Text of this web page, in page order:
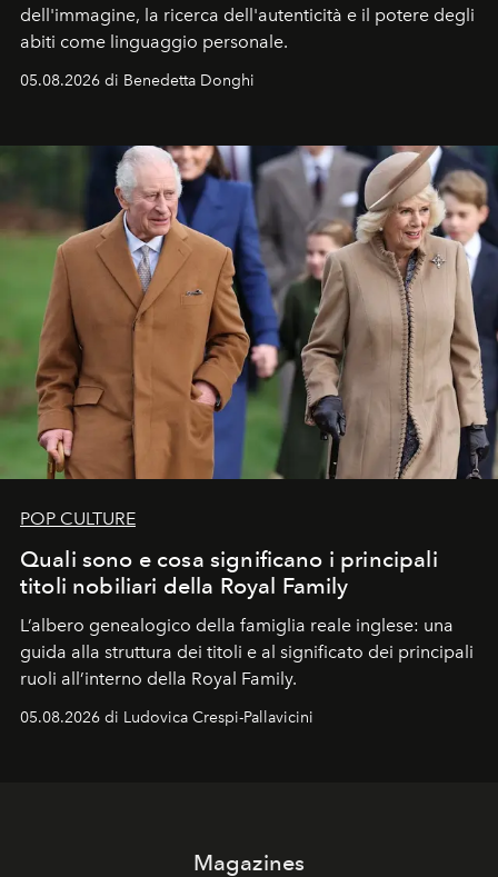
dell'immagine, la ricerca dell'autenticità e il potere degli
abiti come linguaggio personale.
05.08.2026 di Benedetta Donghi
POP CULTURE
Quali sono e cosa significano i principali
titoli nobiliari della Royal Family
L’albero genealogico della famiglia reale inglese: una
guida alla struttura dei titoli e al significato dei principali
ruoli all’interno della Royal Family.
05.08.2026 di Ludovica Crespi-Pallavicini
Magazines